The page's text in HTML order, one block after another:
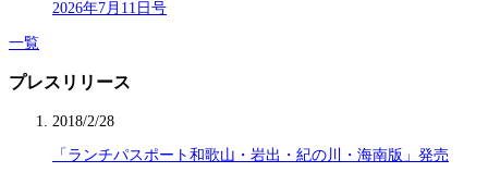
2026年7月11日号
一覧
プレスリリース
2018/2/28
「ランチパスポート和歌山・岩出・紀の川・海南版」発売